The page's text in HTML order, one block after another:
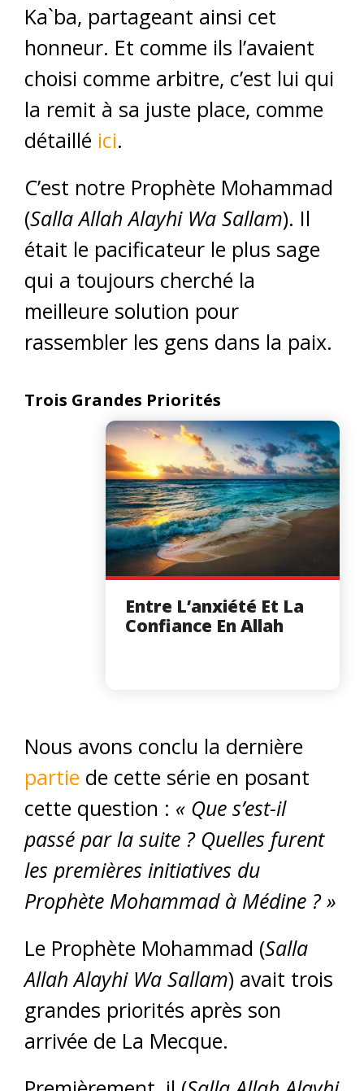
Ka`ba, partageant ainsi cet
honneur. Et comme ils l’avaient
choisi comme arbitre, c’est lui qui
la remit à sa juste place, comme
détaillé ici.
C’est notre Prophète Mohammad
(Salla Allah Alayhi Wa Sallam). Il
était le pacificateur le plus sage
qui a toujours cherché la
meilleure solution pour
rassembler les gens dans la paix.
Trois Grandes Priorités
Entre L’anxiété Et La
Confiance En Allah
Nous avons conclu la dernière
partie de cette série en posant
cette question : « Que s’est-il
passé par la suite ? Quelles furent
les premières initiatives du
Prophète Mohammad à Médine ? »
Le Prophète Mohammad (Salla
Allah Alayhi Wa Sallam) avait trois
grandes priorités après son
arrivée de La Mecque.